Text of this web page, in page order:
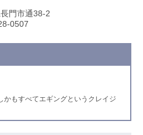
門市通38-2
0507
かもすべてエギングというクレイジ